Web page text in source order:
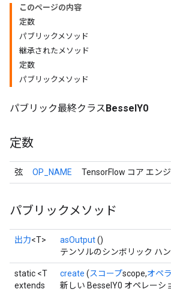
このページの内容
定数
パブリックメソッド
継承されたメソッド
定数
パブリックメソッド
パブリック最終クラスBesselY0
定数
弦 OP_NAME TensorFlow コア エン
パブリックメソッド
出力<T> asOutput()
テンソルのシンボリック ハン
static <T
extends
create (スコープscope,オペ
新しい BesselY0 オペレーシ